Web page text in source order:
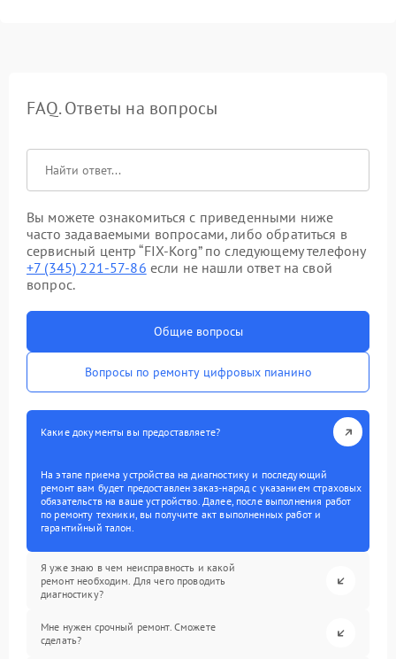
FAQ. Ответы на вопросы
Вы можете ознакомиться с приведенными ниже
часто задаваемыми вопросами, либо обратиться в
сервисный центр “FIX-Korg” по следующему телефону
+7 (345) 221-57-86 если не нашли ответ на свой
вопрос.
Общие вопросы
Вопросы по ремонту цифровых пианино
Какие документы вы предоставляете?
На этапе приема устройства на диагностику и последующий
ремонт вам будет предоставлен заказ-наряд с указанием страховых
обязательств на ваше устройство. Далее, после выполнения работ
по ремонту техники, вы получите акт выполненных работ и
гарантийный талон.
Я уже знаю в чем неисправность и какой
ремонт необходим. Для чего проводить
диагностику?
Мне нужен срочный ремонт. Сможете
сделать?